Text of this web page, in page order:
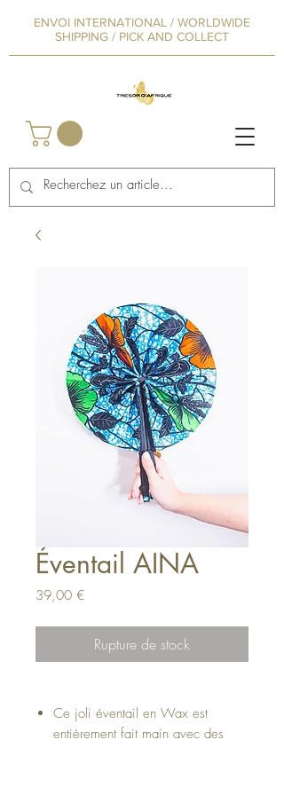
ENVOI INTERNATIONAL / WORLDWIDE
SHIPPING / PICK AND COLLECT
Éventail AINA
39,00 €Prix
Rupture de stock
Ce joli éventail en Wax est
entièrement fait main avec des